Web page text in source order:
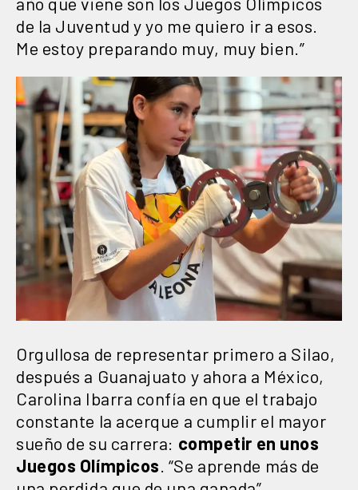
de la Juventud y yo me quiero ir a esos.
Me estoy preparando muy, muy bien.”
Orgullosa de representar primero a Silao,
después a Guanajuato y ahora a México,
Carolina Ibarra confía en que el trabajo
constante la acerque a cumplir el mayor
sueño de su carrera: competir en unos
Juegos Olímpicos . “Se aprende más de